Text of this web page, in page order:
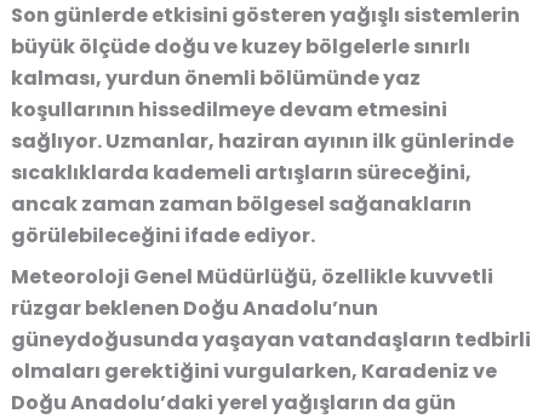
Son günlerde etkisini gösteren yağışlı sistemlerin
büyük ölçüde doğu ve kuzey bölgelerle sınırlı
kalması, yurdun önemli bölümünde yaz
koşullarının hissedilmeye devam etmesini
sağlıyor. Uzmanlar, haziran ayının ilk günlerinde
sıcaklıklarda kademeli artışların süreceğini,
ancak zaman zaman bölgesel sağanakların
görülebileceğini ifade ediyor.
Meteoroloji Genel Müdürlüğü, özellikle kuvvetli
rüzgar beklenen Doğu Anadolu’nun
güneydoğusunda yaşayan vatandaşların tedbirli
olmaları gerektiğini vurgularken, Karadeniz ve
Doğu Anadolu’daki yerel yağışların da gün